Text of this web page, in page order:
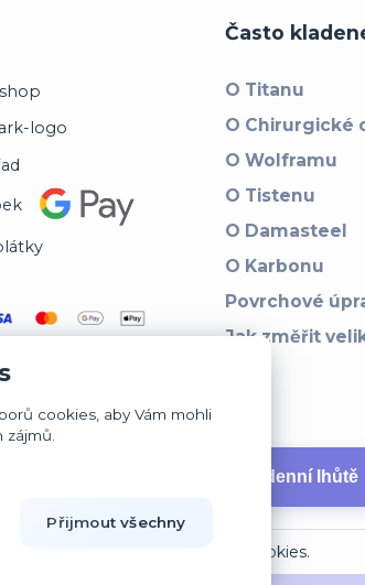
Často
O Titanu
O Chirurgické
O Wolframu
O Tistenu
O Damasteel
O Karbonu
Povrchové
Jak změřit
↩ Vrátit zboží ve 14denní lhůtě
Upravit sběr cookies.
cookies, aby Vám mohli
Přijmout všechny